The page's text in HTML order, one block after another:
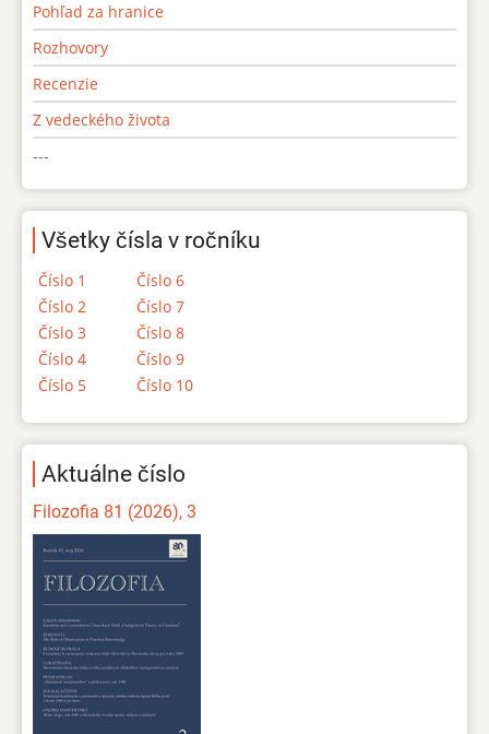
Pohľad za hranice
Rozhovory
Recenzie
Z vedeckého života
---
Všetky čísla v ročníku
Číslo 1
Číslo 2
Číslo 3
Číslo 4
Číslo 5
Číslo 6
Číslo 7
Číslo 8
Číslo 9
Číslo 10
Aktuálne číslo
Filozofia 81 (2026), 3